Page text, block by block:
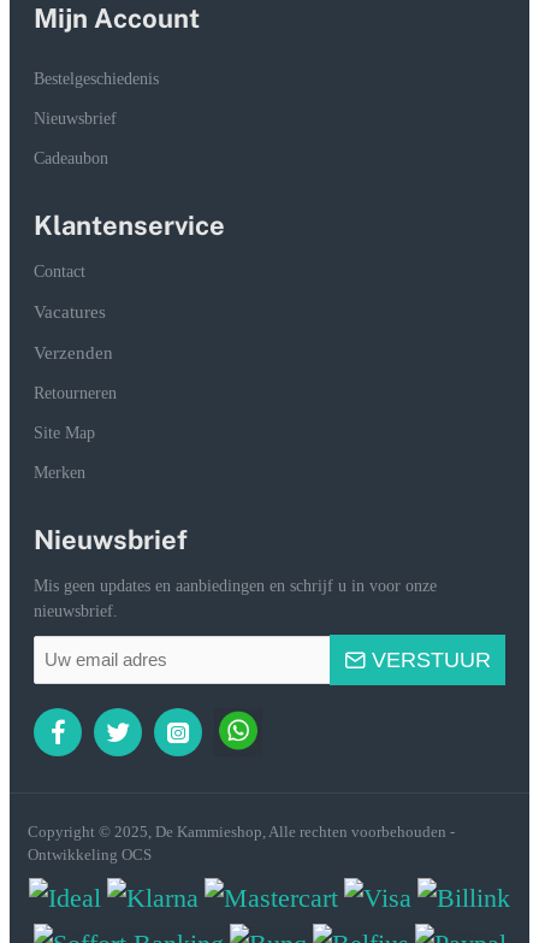
Mijn Account
Bestelgeschiedenis
Nieuwsbrief
Cadeaubon
Klantenservice
Contact
Vacatures
Verzenden
Retourneren
Site Map
Merken
Nieuwsbrief
Mis geen updates en aanbiedingen en schrijf u in voor onze
nieuwsbrief.
Uw
email
adres
VERSTUUR
Copyright © 2025, De Kammieshop, Alle rechten voorbehouden -
Ontwikkeling OCS